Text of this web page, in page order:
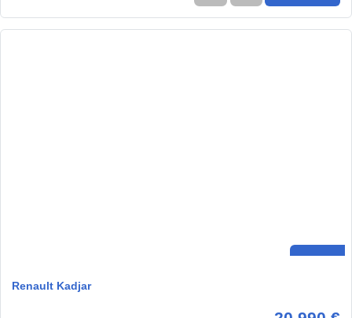
Renault Kadjar